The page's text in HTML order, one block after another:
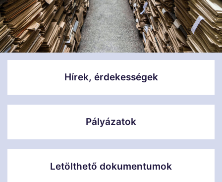
Hírek, érdekességek
Pályázatok
Letölthető dokumentumok